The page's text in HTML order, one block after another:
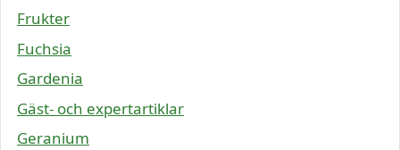
Frukter
Fuchsia
Gardenia
Gäst- och expertartiklar
Geranium